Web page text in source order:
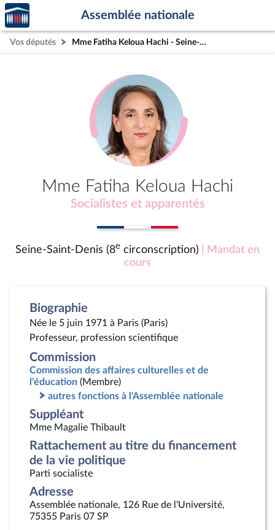
Aller au contenu
Aller en bas de la page
Accèder
à la
page
d'accueil
Assemblée nationale
Vos députés Mme Fatiha Keloua Hachi - Seine-Saint-Denis (8e circonscription)
Mme Fatiha Keloua Hachi
Socialistes et apparentés
Seine-Saint-Denis (8e circonscription)
| Mandat en
cours
Biographie
Née le 5 juin 1971 à Paris (Paris)
Professeur, profession scientifique
Commission
Commission des affaires culturelles et de
l'éducation (Membre)
autres fonctions à l'Assemblée nationale
Suppléant
Mme Magalie Thibault
Rattachement au titre du financement
de la vie politique
Parti socialiste
Adresse
Assemblée nationale, 126 Rue de l'Université,
75355 Paris 07 SP